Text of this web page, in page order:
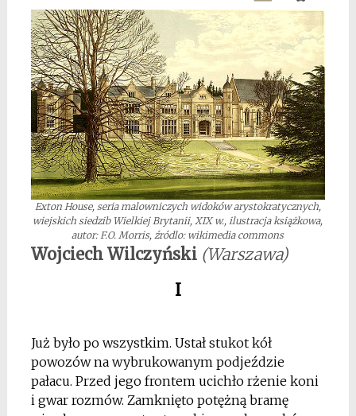
Exton House, seria malowniczych widoków arystokratycznych,
wiejskich siedzib Wielkiej Brytanii, XIX w., ilustracja książkowa,
autor: F.O. Morris, źródlo: wikimedia commons
Wojciech Wilczyński (Warszawa)
I
Już było po wszystkim. Ustał stukot kół
powozów na wybrukowanym podjeździe
pałacu. Przed jego frontem ucichło rżenie koni
i gwar rozmów. Zamknięto potężną bramę